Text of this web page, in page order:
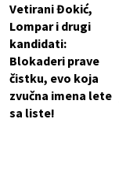
Vetirani Đokić,
Lompar i drugi
kandidati:
Blokaderi prave
čistku, evo koja
zvučna imena lete
sa liste!